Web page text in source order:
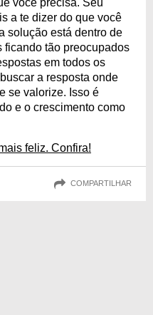
a te dizer do que você
solução está dentro de
ficando tão preocupados
em todos os
a resposta onde
se valorize. Isso é
e o crescimento como
feliz. Confira!
COMPARTILHAR